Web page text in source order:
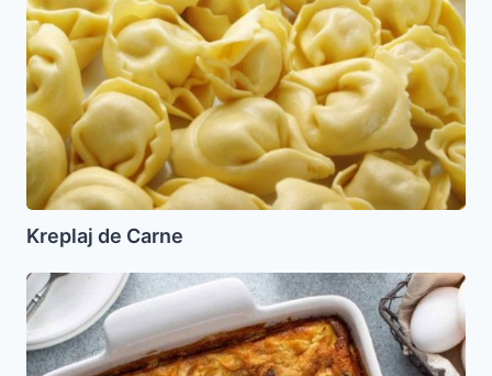
Kreplaj de Carne
Kugel
de
Fideos
Dulce